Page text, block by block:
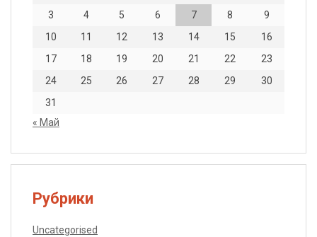
3
4 5 6 7 8
9
10
11 12 13 14 15
16
17
18 19 20 21 22
23
24
25 26 27 28 29
30
31
« Май
Рубрики
Uncategorised